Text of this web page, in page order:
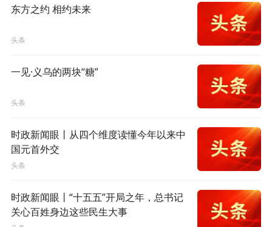
东方之约 相约未来
头条
一见·义乌的两块“糖”
头条
时政新闻眼丨从四个维度读懂今年以来中
国元首外交
头条
时政新闻眼丨“十五五”开局之年，总书记
关心百姓身边这些民生大事